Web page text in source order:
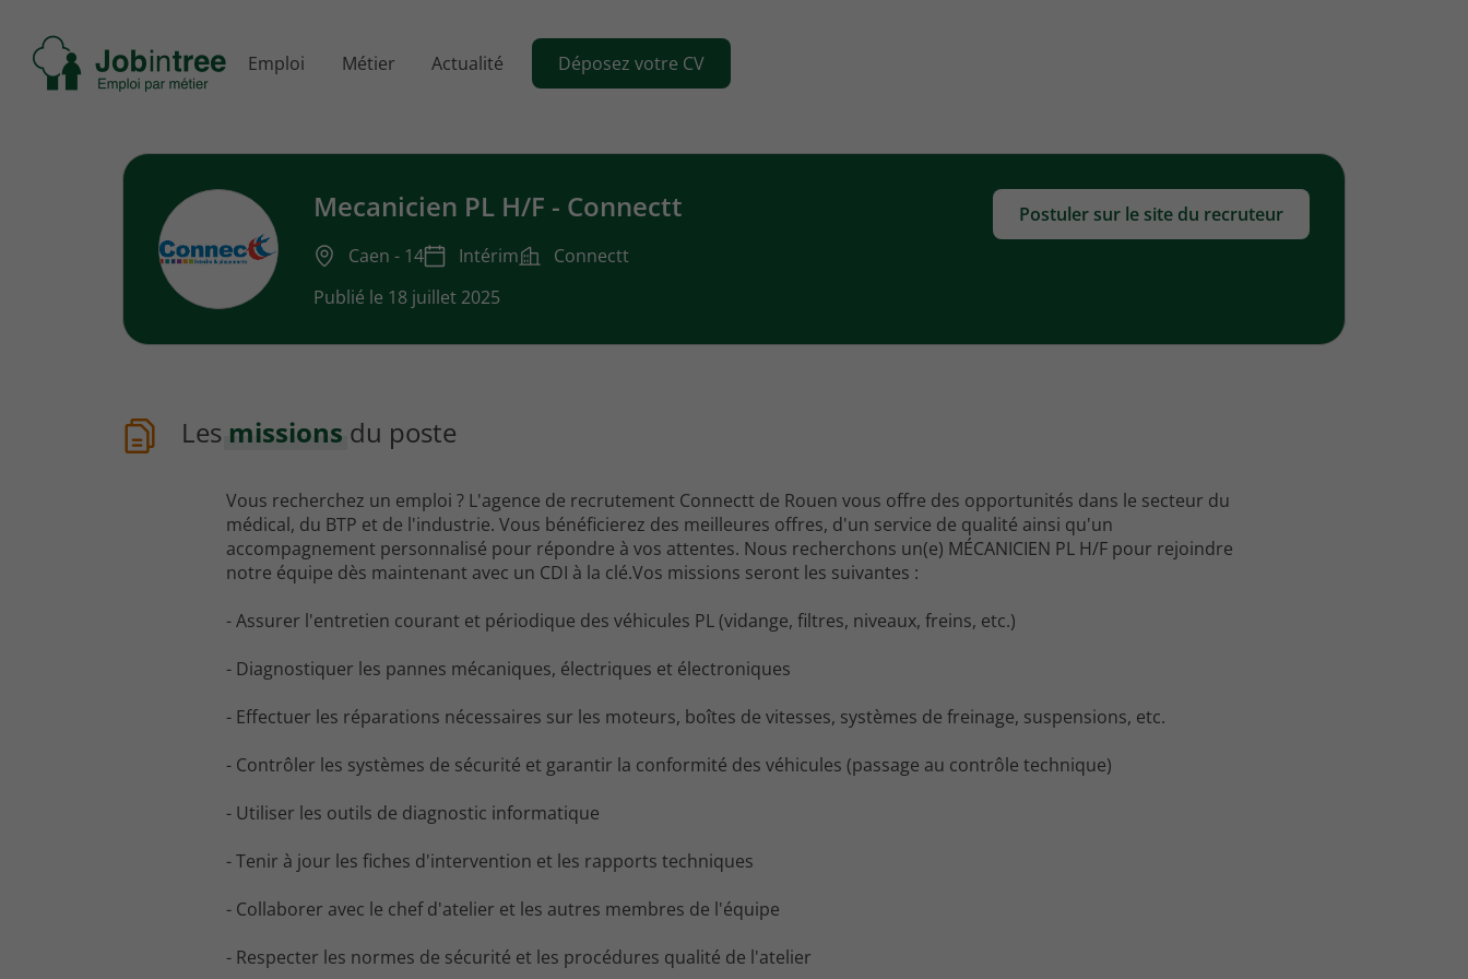
Se
rendre
Emploi Métier Actualité Déposez votre CV
Mecanicien PL H/F - Connectt
Caen - 14 Intérim
Connectt
Publié le 18 juillet 2025
Postuler sur le site du recruteur
Les missions du poste
Vous recherchez un emploi ? L'agence de recrutement Connectt de Rouen vous offre des opportunités dans le secteur du
médical, du BTP et de l'industrie. Vous bénéficierez des meilleures offres, d'un service de qualité ainsi qu'un
accompagnement personnalisé pour répondre à vos attentes. Nous recherchons un(e) MÉCANICIEN PL H/F pour rejoindre
notre équipe dès maintenant avec un CDI à la clé.Vos missions seront les suivantes :
- Assurer l'entretien courant et périodique des véhicules PL (vidange, filtres, niveaux, freins, etc.)
- Diagnostiquer les pannes mécaniques, électriques et électroniques
- Effectuer les réparations nécessaires sur les moteurs, boîtes de vitesses, systèmes de freinage, suspensions, etc.
- Contrôler les systèmes de sécurité et garantir la conformité des véhicules (passage au contrôle technique)
- Utiliser les outils de diagnostic informatique
- Tenir à jour les fiches d'intervention et les rapports techniques
- Collaborer avec le chef d'atelier et les autres membres de l'équipe
- Respecter les normes de sécurité et les procédures qualité de l'atelier